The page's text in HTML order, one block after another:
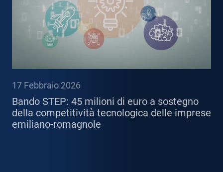
17 Febbraio 2026
Bando STEP: 45 milioni di euro a sostegno
della competitività tecnologica delle imprese
emiliano-romagnole